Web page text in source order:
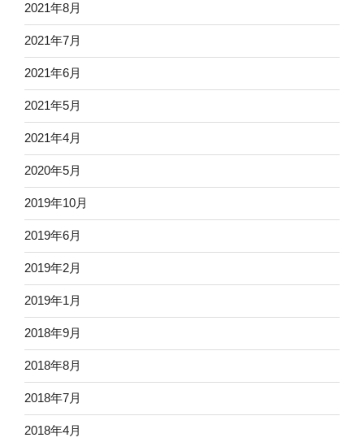
2021年8月
2021年7月
2021年6月
2021年5月
2021年4月
2020年5月
2019年10月
2019年6月
2019年2月
2019年1月
2018年9月
2018年8月
2018年7月
2018年4月